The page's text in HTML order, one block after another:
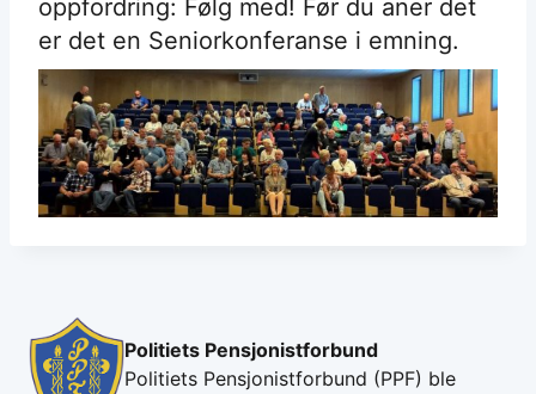
oppfordring: Følg med! Før du aner det
er det en Seniorkonferanse i emning.
Politiets Pensjonistforbund
Politiets Pensjonistforbund (PPF) ble